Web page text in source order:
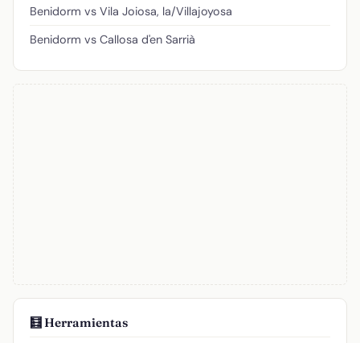
Benidorm vs Vila Joiosa, la/Villajoyosa
Benidorm vs Callosa d'en Sarrià
🧮 Herramientas